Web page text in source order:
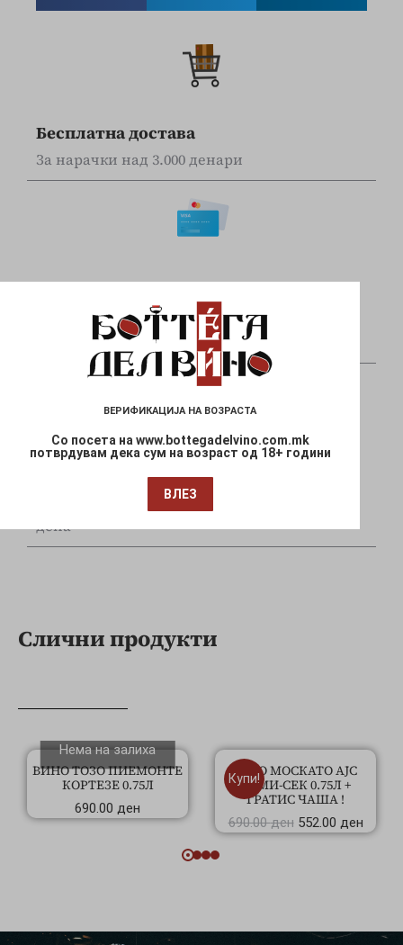
Бесплатна достава
За нарачки над 3.000 денари
Плаќајте сигурно и безбедно со вашите Visa
и Mastercard
Брза испорака
Достава до Вашата локација за 1-3 работни
дена
Слични продукти
Нема на залиха
ВИНО ТОЗО ПИЕМОНТЕ
КОРТЕЗЕ 0.75Л
690.00 ден
Купи!
ТОЗО МОСКАТО АЈС
ДЕМИ-СЕК 0.75Л +
ГРАТИС ЧАША !
690.00ден 552.00 ден
ВЕРИФИКАЦИЈА НА ВОЗРАСТА
Со посета на www.bottegadelvino.com.mk
потврдувам дека сум на возраст од 18+ години
ВЛЕЗ